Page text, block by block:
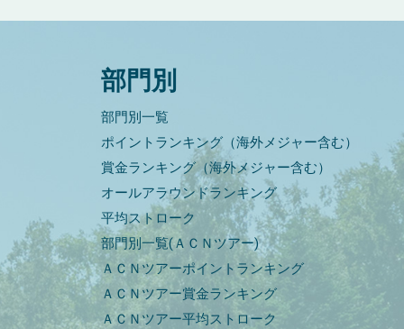
部門別
部門別一覧
ポイントランキング（海外メジャー含む）
賞金ランキング（海外メジャー含む）
オールアラウンドランキング
平均ストローク
部門別一覧(ＡＣＮツアー)
ＡＣＮツアーポイントランキング
ＡＣＮツアー賞金ランキング
ＡＣＮツアー平均ストローク